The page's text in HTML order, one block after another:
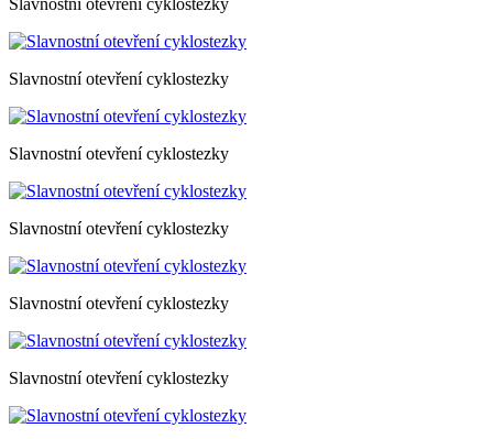
Slavnostní otevření cyklostezky
Slavnostní otevření cyklostezky
Slavnostní otevření cyklostezky
Slavnostní otevření cyklostezky
Slavnostní otevření cyklostezky